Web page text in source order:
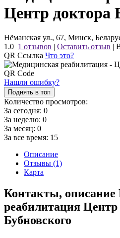
Центр доктора
Нёманская ул., 67, Минск,
1.0 1 отзывов | Оставить отзыв |
QR Ссылка Что это?
Нашли ошибку?
Поднять в топ
Количество просмотров:
За сегодня: 0
За неделю: 0
За месяц: 0
За все время: 15
Описание
Отзывы (1)
Карта
Контакты,
реабилитация Центр
Бубновского